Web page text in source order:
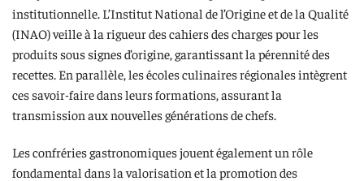
institutionnelle. L’Institut National de l’Origine et de la Qualité
(INAO) veille à la rigueur des cahiers des charges pour les
produits sous signes d’origine, garantissant la pérennité des
recettes. En parallèle, les écoles culinaires régionales intègrent
ces savoir-faire dans leurs formations, assurant la
transmission aux nouvelles générations de chefs.
Les confréries gastronomiques jouent également un rôle
fondamental dans la valorisation et la promotion des